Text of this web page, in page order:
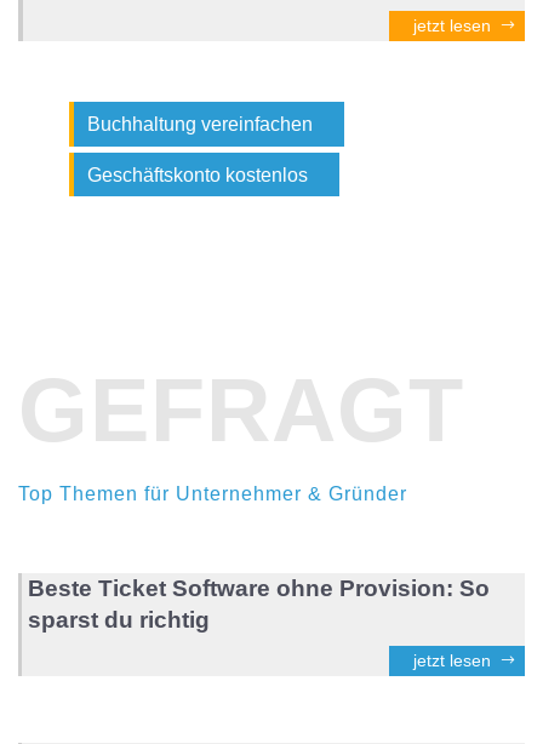
jetzt lesen
Buchhaltung vereinfachen
Geschäftskonto kostenlos
GEFRAGT
Top Themen für Unternehmer & Gründer
Beste Ticket Software ohne Provision: So
sparst du richtig
jetzt lesen